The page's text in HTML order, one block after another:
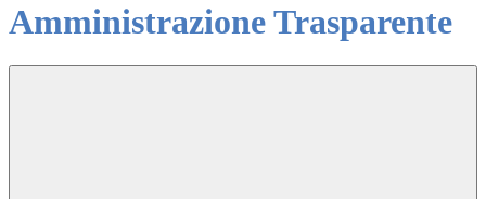
Amministrazione Trasparente